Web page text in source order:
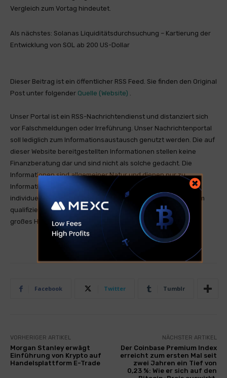
Vergleich zum Vortag hindeutet.
Als nächstes: Solanas Liquiditätsdurchsuchung – Kartierung der
Entwicklung von SOL ab 200 US-Dollar
Dieser Beitrag ist ein öffentlicher RSS Feed. Sie finden den Original
Post unter folgender Quelle (Website) .
Unser Portal ist ein RSS-Nachrichtendienst und distanziert sich
vor Falschmeldungen oder Irreführung. Unser Nachrichtenportal
soll lediglich zum Informationsaustausch genutzt werden. Die auf
dieser Website bereitgestellten Informationen stellen keine
Finanzberatung dar und sind nicht als solche gedacht. Die
Informationen sind allgemeiner Natur und dienen nur zu
Informationszwecken. Wenn Sie Finanzberatung für Ihre
individuelle Situation benötigen, sollten Sie den Rat von einem
qualifizierten Finanzberater einholen. Kryptohandel hat ein
großes Handelsrisiko was zum Totalverlust führen kann.
Facebook Twitter Tumblr
VORHERIGER ARTIKEL
Morgan Stanley erwägt
Einführung von Krypto auf
Handelsplattform E-Trade
NÄCHSTER ARTIKEL
Der Coinbase Premium Index
erreicht zum ersten Mal seit
zwei Jahren ein Tief von
0,23 %: Wie er sich auf den